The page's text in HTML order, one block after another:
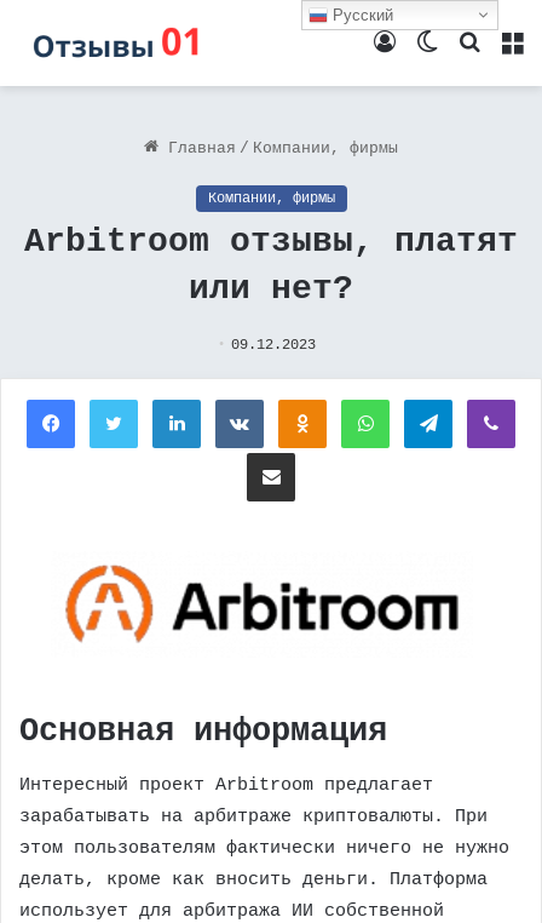
Поиск
Switch
Войти
Главная / Компании, фирмы
Компании, фирмы
Arbitroom отзывы, платят
или нет?
09.12.2023
FacebookTwitterLinkedInВконтактеОдноклассники
WhatsAppTelegram
Поделиться через электронную почту
Основная информация
Интересный проект Arbitroom предлагает
зарабатывать на арбитраже криптовалюты. При
этом пользователям фактически ничего не нужно
делать, кроме как вносить деньги. Платформа
использует для арбитража ИИ собственной
Русский